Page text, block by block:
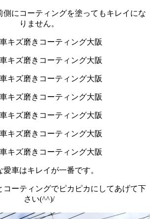
側にコーティングを塗ってもキレイにな
りません。
愛車はキレイが一番です。
コーティングでピカピカにしてあげて下
さい(^^)/